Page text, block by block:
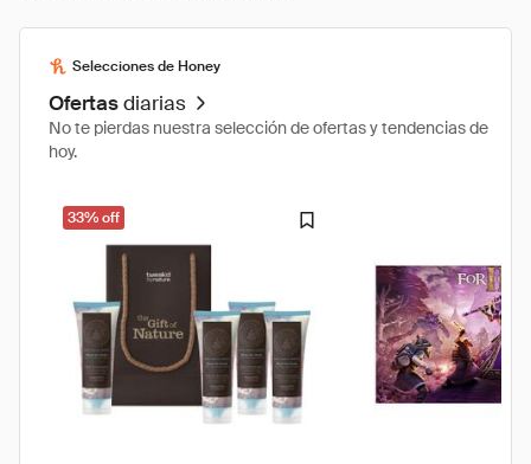
Selecciones de Honey
Ofertasdiarias
No te pierdas nuestra selección de ofertas y tendencias de
hoy.
33% off